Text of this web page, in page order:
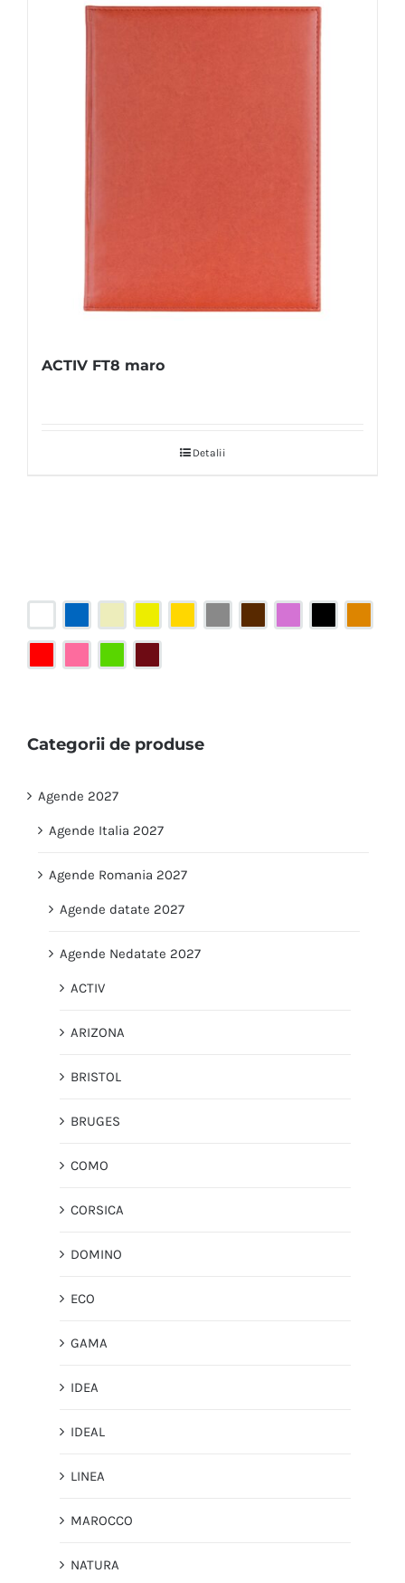
ACTIV FT8 maro
Detalii
Categorii de produse
Agende 2027
Agende Italia 2027
Agende Romania 2027
Agende datate 2027
Agende Nedatate 2027
ACTIV
ARIZONA
BRISTOL
BRUGES
COMO
CORSICA
DOMINO
ECO
GAMA
IDEA
IDEAL
LINEA
MAROCCO
NATURA